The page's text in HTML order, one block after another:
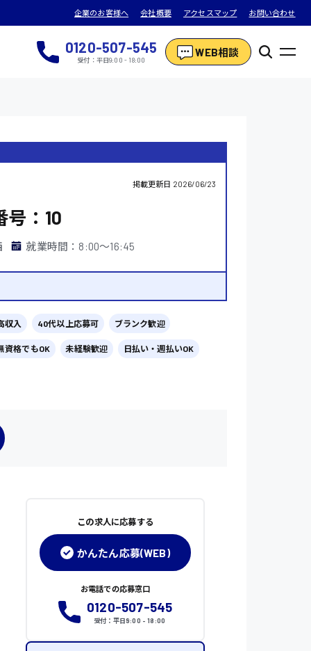
企業のお客様へ 会社概要 アクセスマップ お問い合わせ
0120-507-545
受付：平日9:00 - 18:00
WEB相談
掲載更新日 2026/06/23
：10
就業時間：8:00〜16:45
収入 40代以上応募可 ブランク歓迎
資格でもOK 未経験歓迎 日払い・週払いOK
この求人に応募する
かんたん応募(WEB)
お電話での応募窓口
0120-507-545
受付：平日9:00 - 18:00